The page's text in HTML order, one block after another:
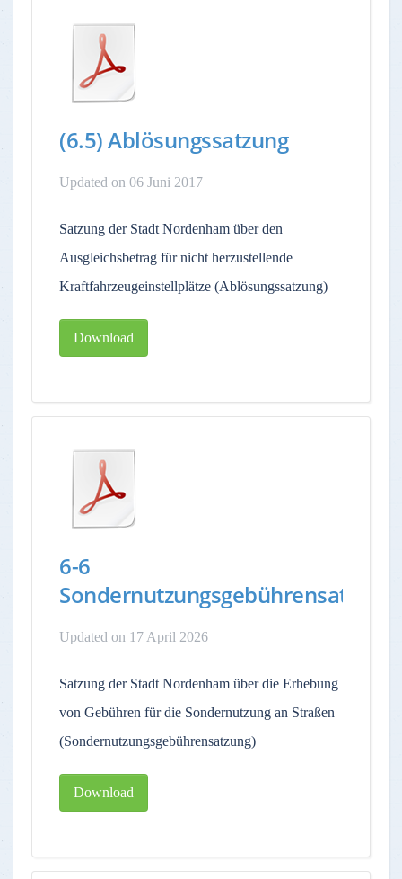
(6.5) Ablösungssatzung
Updated on 06 Juni 2017
Satzung der Stadt Nordenham über den
Ausgleichsbetrag für nicht herzustellende
Kraftfahrzeugeinstellplätze (Ablösungssatzung)
Download
6-6
Sondernutzungsgebührensatzung
Updated on 17 April 2026
Satzung der Stadt Nordenham über die Erhebung
von Gebühren für die Sondernutzung an Straßen
(Sondernutzungsgebührensatzung)
Download